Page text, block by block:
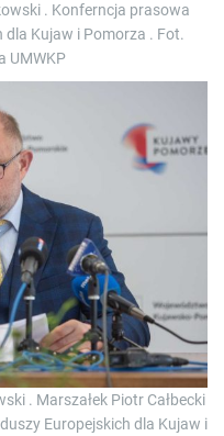
. Konferncja prasowa
Kujaw i Pomorza . Fot.
UMWKP
. Marszałek Piotr Całbecki
Europejskich dla Kujaw i